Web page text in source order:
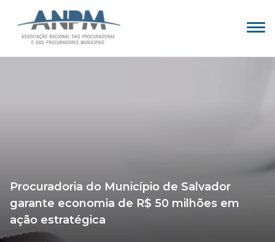
Procuradoria do Município de Salvador
garante economia de R$ 50 milhões em
ação estratégica